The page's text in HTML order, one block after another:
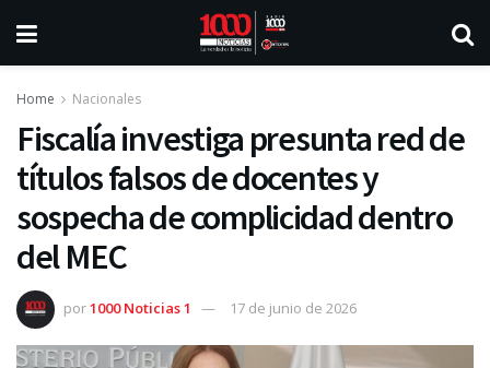
Home Nacionales
Fiscalía investiga presunta red de
títulos falsos de docentes y
sospecha de complicidad dentro
del MEC
por1000 Noticias 1 17 de junio de 2026